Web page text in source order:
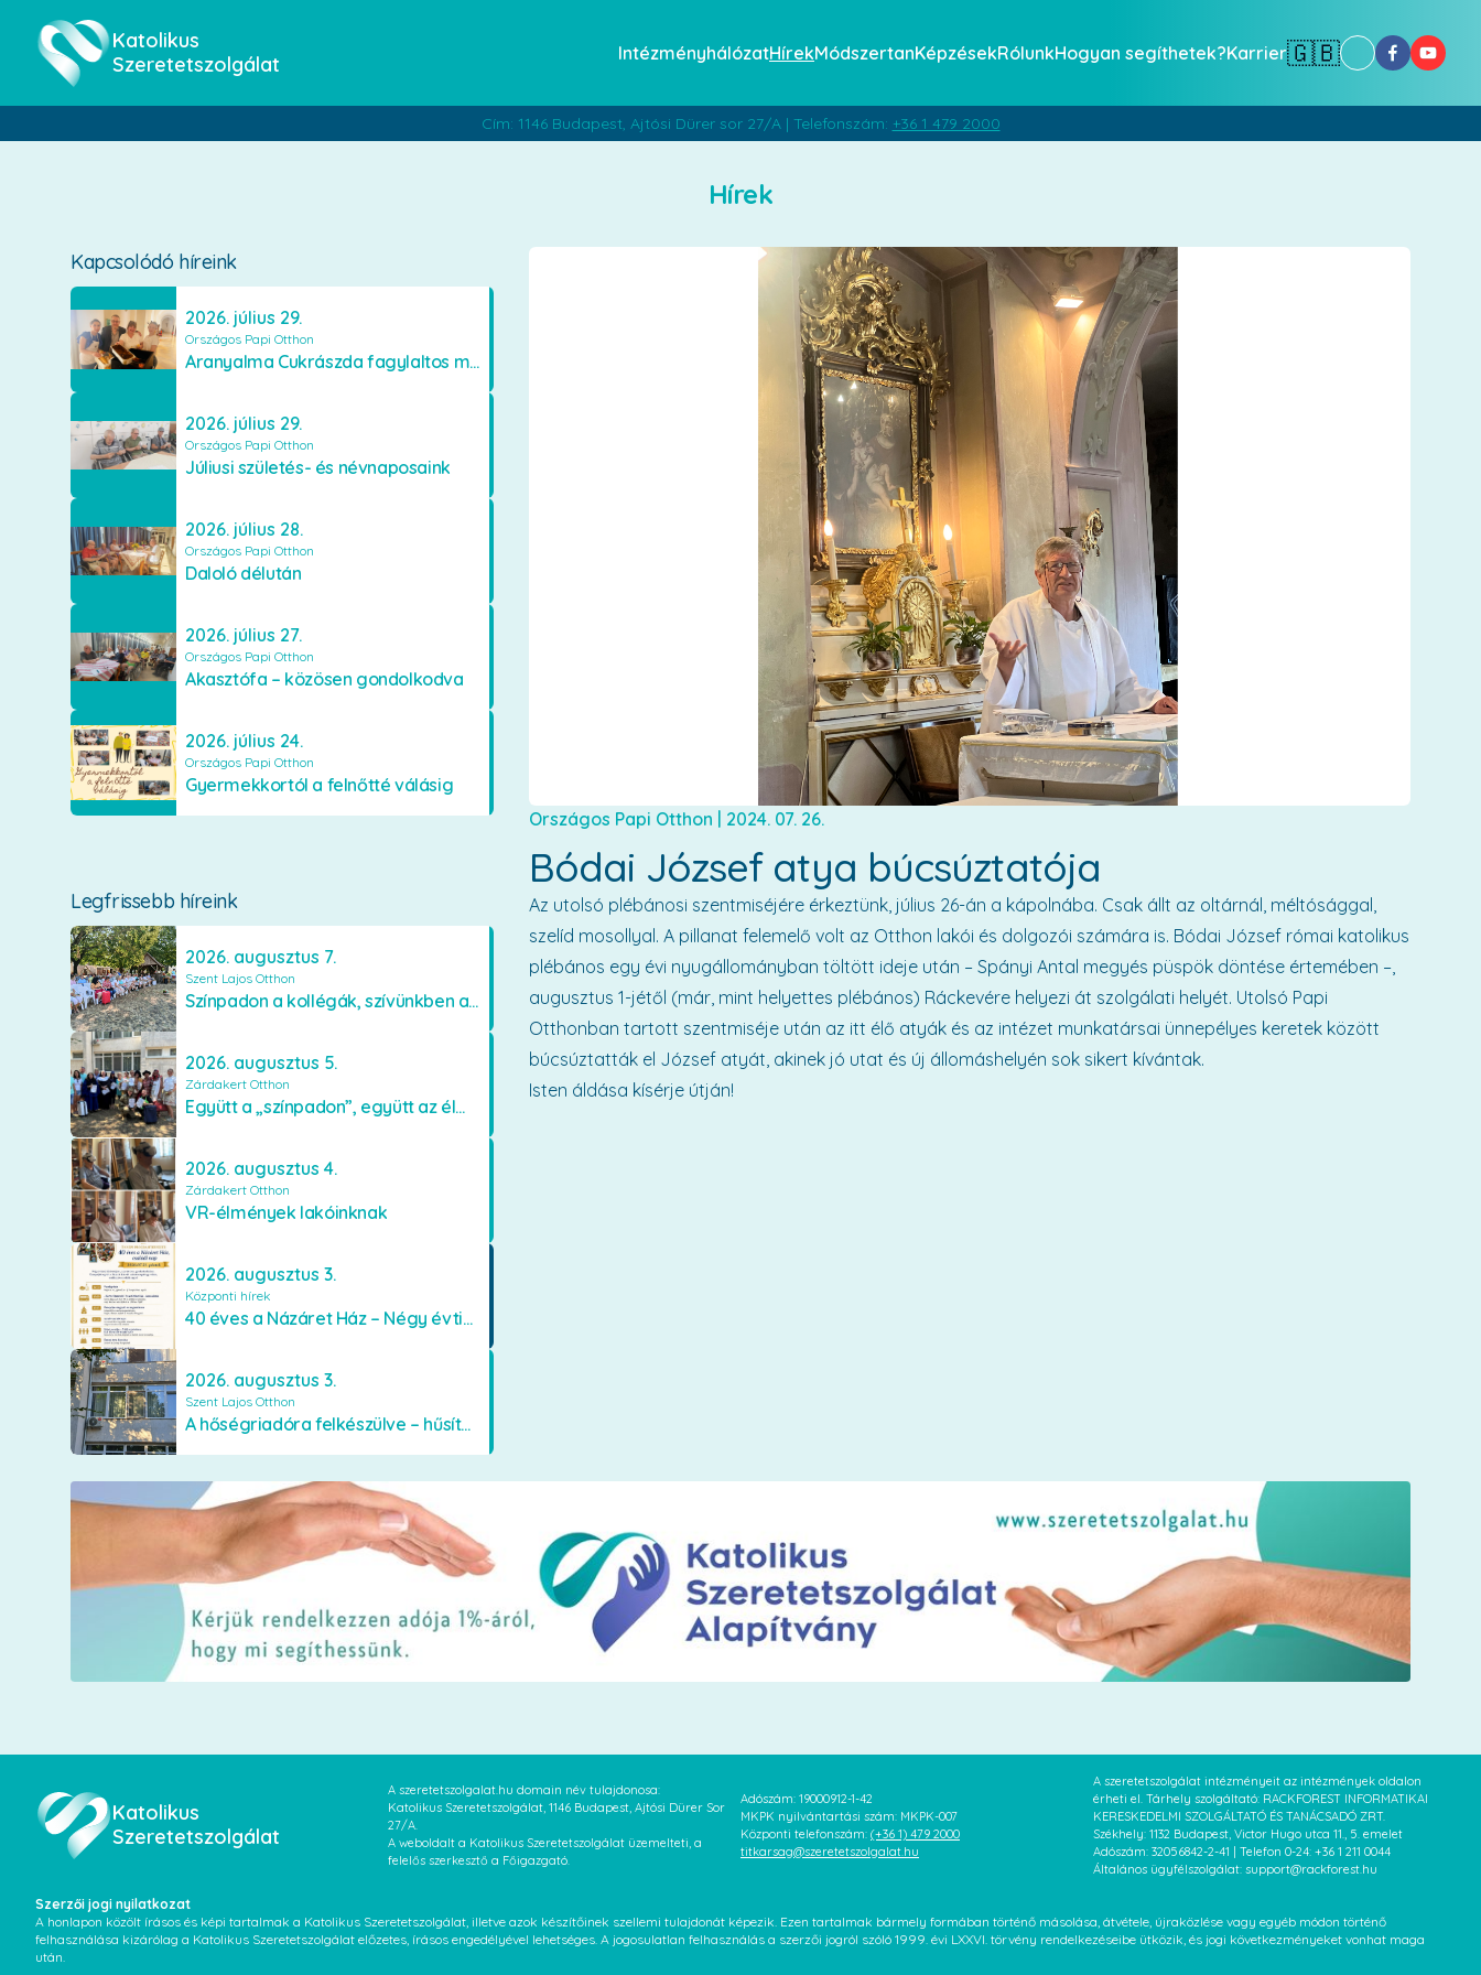
Katolikus
Szeretetszolgálat
IntézményhálózatHírekMódszertanKépzésekRólunkHogyan segíthetek?Karrier🇬🇧
Cím: 1146 Budapest, Ajtósi Dürer sor 27/A | Telefonszám: +36 1 479 2000
Hírek
Kapcsolódó híreink
2026. július 29.
Országos Papi Otthon
Aranyalma Cukrászda fagylaltos meglepetés
2026. július 29.
Országos Papi Otthon
Júliusi születés- és névnaposaink
2026. július 28.
Országos Papi Otthon
Daloló délután
2026. július 27.
Országos Papi Otthon
Akasztófa – közösen gondolkodva
2026. július 24.
Országos Papi Otthon
Gyermekkortól a felnőtté válásig
Legfrissebb híreink
2026. augusztus 7.
Szent Lajos Otthon
Színpadon a kollégák, szívünkben a lakók
2026. augusztus 5.
Zárdakert Otthon
Együtt a „színpadon”, együtt az élményekért 🎭✨
2026. augusztus 4.
Zárdakert Otthon
VR-élmények lakóinknak
2026. augusztus 3.
Központi hírek
40 éves a Názáret Ház – Négy évtized szeretetben és gondoskodásban
2026. augusztus 3.
Szent Lajos Otthon
A hőségriadóra felkészülve – hűsítő fejlesztések a Szent Lajos Otthonban
Országos Papi Otthon 2024. 07. 26.
Bódai József atya búcsúztatója
Az utolsó plébánosi szentmiséjére érkeztünk, július 26-án a kápolnába. Csak állt az oltárnál, méltósággal,
szelíd mosollyal. A pillanat felemelő volt az Otthon lakói és dolgozói számára is. Bódai József római katolikus
plébános egy évi nyugállományban töltött ideje után – Spányi Antal megyés püspök döntése értemében –,
augusztus 1-jétől (már, mint helyettes plébános) Ráckevére helyezi át szolgálati helyét. Utolsó Papi
Otthonban tartott szentmiséje után az itt élő atyák és az intézet munkatársai ünnepélyes keretek között
búcsúztatták el József atyát, akinek jó utat és új állomáshelyén sok sikert kívántak.
Isten áldása kísérje útján!
Katolikus
Szeretetszolgálat
A szeretetszolgalat.hu domain név tulajdonosa:
Katolikus Szeretetszolgálat, 1146 Budapest, Ajtósi Dürer Sor
27/A.
A weboldalt a Katolikus Szeretetszolgálat üzemelteti, a
felelős szerkesztő a Főigazgató.
Adószám: 19000912-1-42
MKPK nyilvántartási szám: MKPK-007
Központi telefonszám: (+36 1) 479 2000
titkarsag@szeretetszolgalat.hu
A szeretetszolgálat intézményeit az intézmények oldalon
érheti el. Tárhely szolgáltató: RACKFOREST INFORMATIKAI
KERESKEDELMI SZOLGÁLTATÓ ÉS TANÁCSADÓ ZRT.
Székhely: 1132 Budapest, Victor Hugo utca 11., 5. emelet
Adószám: 32056842-2-41 | Telefon 0-24: +36 1 211 0044
Általános ügyfélszolgálat: support@rackforest.hu
Szerzői jogi nyilatkozat
A honlapon közölt írásos és képi tartalmak a Katolikus Szeretetszolgálat, illetve azok készítőinek szellemi tulajdonát képezik. Ezen tartalmak bármely formában történő másolása, átvétele, újraközlése vagy egyéb módon történő
felhasználása kizárólag a Katolikus Szeretetszolgálat előzetes, írásos engedélyével lehetséges. A jogosulatlan felhasználás a szerzői jogról szóló 1999. évi LXXVI. törvény rendelkezéseibe ütközik, és jogi következményeket vonhat maga
után.